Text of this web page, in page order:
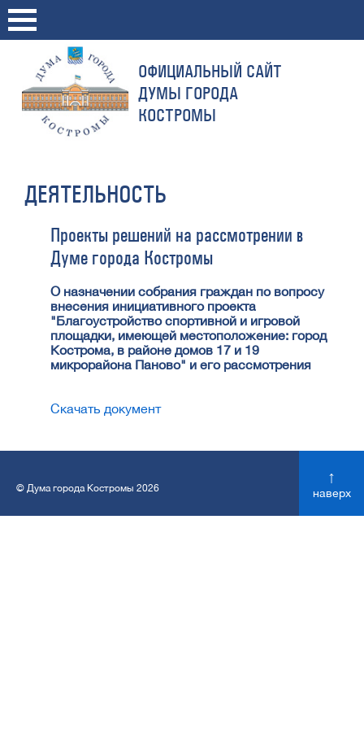
ОФИЦИАЛЬНЫЙ САЙТ
ДУМЫ ГОРОДА
КОСТРОМЫ
ДЕЯТЕЛЬНОСТЬ
Проекты решений на рассмотрении в
Думе города Костромы
О назначении собрания граждан по вопросу
внесения инициативного проекта
"Благоустройство спортивной и игровой
площадки, имеющей местоположение: город
Кострома, в районе домов 17 и 19
микрорайона Паново" и его рассмотрения
Скачать документ
© Дума города Костромы 2026
↑
наверх